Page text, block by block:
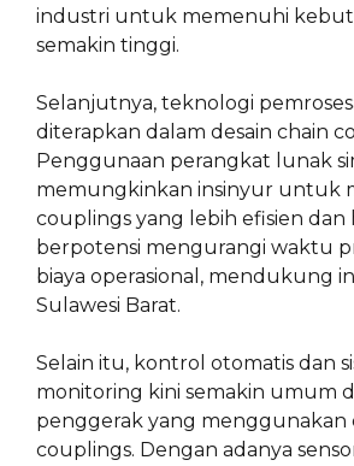
industri untuk memenuhi
semakin tinggi.
Selanjutnya, teknologi
diterapkan dalam desain chain
Penggunaan perangkat lunak
memungkinkan insinyur untuk
couplings yang lebih efisien dan
berpotensi mengurangi waktu
biaya operasional, mendukung
Sulawesi Barat.
Selain itu, kontrol otomatis dan
monitoring kini semakin umum
penggerak yang menggunakan
couplings. Dengan adanya